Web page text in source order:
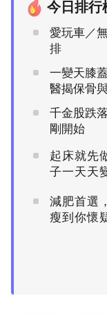
今日排行
愛玩車／
排
一變天膝
醫揭保骨
千金股跌
剛開始
起床就先
子一天天
減肥首選
瘦到你懷